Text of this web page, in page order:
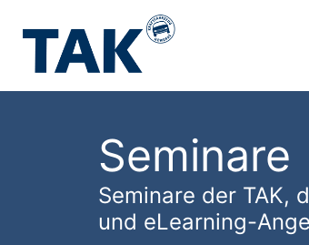
Seminare
Seminare der TAK,
und eLearning-